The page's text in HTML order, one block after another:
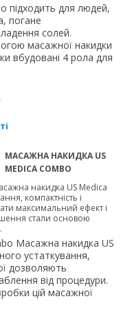
підходить для людей,
погане
солей.
масажної накидки
вбудовані 4 рола для
МАСАЖНА НАКИДКА US
MEDICA COMBO
накидка US Medica
компактність і
максимальний ефект і
стали основою
Масажна накидка US
устаткування,
дозволяють
від процедури.
цій масажної